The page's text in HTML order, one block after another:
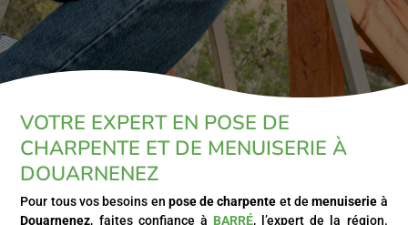
VOTRE EXPERT EN POSE DE
CHARPENTE ET DE MENUISERIE À
DOUARNENEZ
Pour tous vos besoins en pose de charpente et demenuiserie à
Douarnenez, faites confiance à BARRÉ, l’expert de la région.